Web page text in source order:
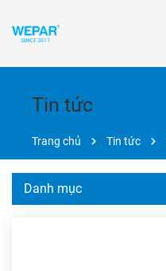
Tin tức
Trang chủ Tin tức
Danh mục